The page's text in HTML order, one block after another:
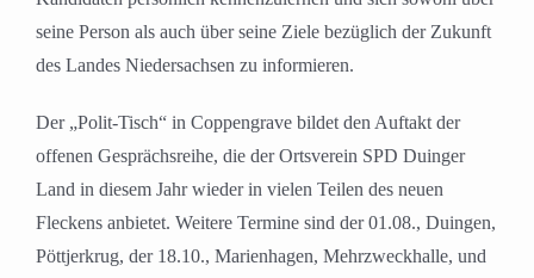
seine Person als auch über seine Ziele bezüglich der Zukunft
des Landes Niedersachsen zu informieren.
Der „Polit-Tisch“ in Coppengrave bildet den Auftakt der
offenen Gesprächsreihe, die der Ortsverein SPD Duinger
Land in diesem Jahr wieder in vielen Teilen des neuen
Fleckens anbietet. Weitere Termine sind der 01.08., Duingen,
Pöttjerkrug, der 18.10., Marienhagen, Mehrzweckhalle, und